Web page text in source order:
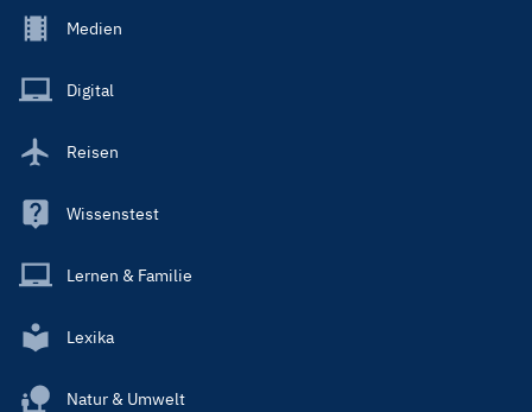
Footer
Main
Medien
Digital
Reisen
Wissenstest
Lernen & Familie
Lexika
Natur & Umwelt